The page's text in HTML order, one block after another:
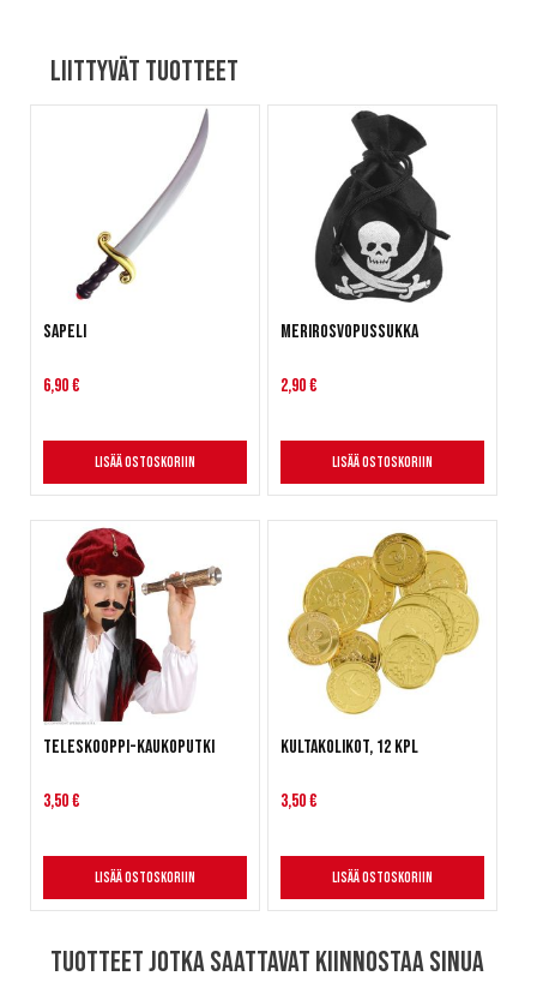
Liittyvät tuotteet
Sapeli
6,90 €
Lisää ostoskoriin
Merirosvopussukka
2,90 €
Lisää ostoskoriin
Teleskooppi-kaukoputki
3,50 €
Lisää ostoskoriin
Kultakolikot, 12 kpl
3,50 €
Lisää ostoskoriin
Tuotteet jotka saattavat kiinnostaa sinua